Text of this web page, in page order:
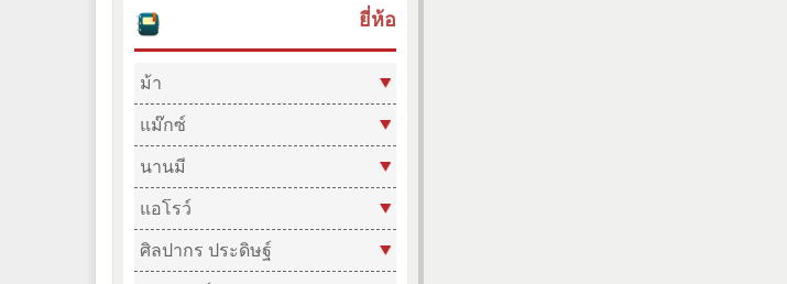
ยี่ห้อ
ม้า
แม๊กซ์
นานมี
แอโรว์
ศิลปากร ประดิษฐ์